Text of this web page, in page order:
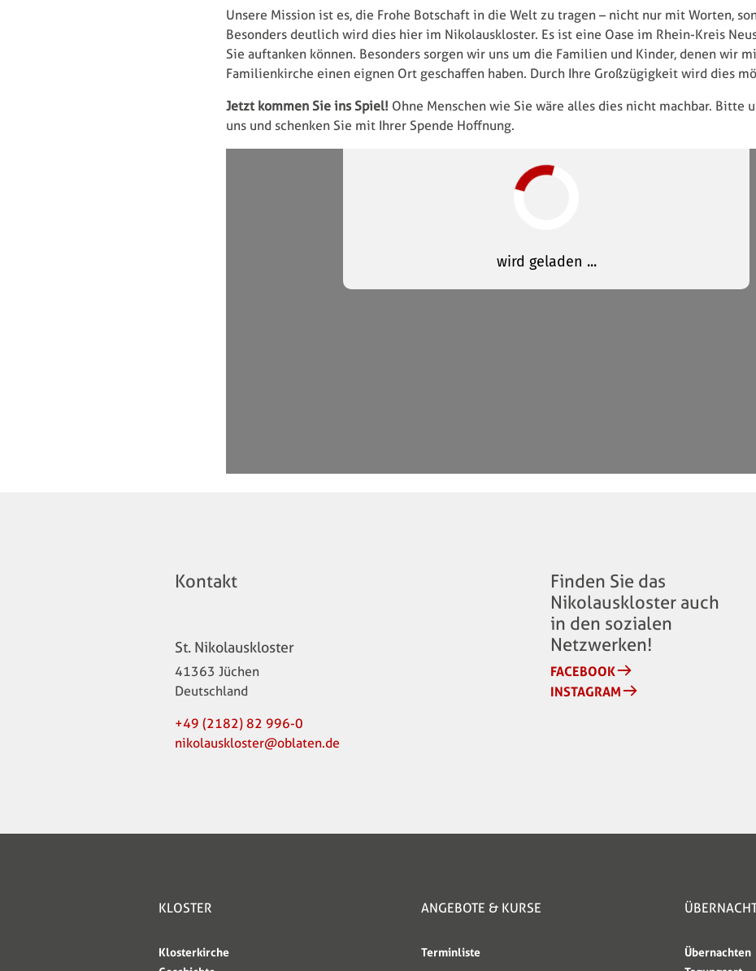
Unsere Mission ist es, die Frohe Botschaft in die Welt zu tragen – nicht nur mit Worten,
Besonders deutlich wird dies hier im Nikolauskloster. Es ist eine Oase im Rhein-Kreis
Sie auftanken können. Besonders sorgen wir uns um die Familien und Kinder, denen wir
Familienkirche einen eignen Ort geschaffen haben. Durch Ihre Großzügigkeit wird dies
Jetzt kommen Sie ins Spiel! Ohne Menschen wie Sie wäre alles dies nicht machbar. Bitte
uns und schenken Sie mit Ihrer Spende Hoffnung.
Kontakt
St. Nikolauskloster
41363 Jüchen
Deutschland
+49 (2182) 82 996-0
nikolauskloster@oblaten.de
Finden Sie das
Nikolauskloster auch
in den sozialen
Netzwerken!
FACEBOOK
INSTAGRAM
Site Map
KLOSTER
Klosterkirche
ANGEBOTE & KURSE
Terminliste
Übernachten